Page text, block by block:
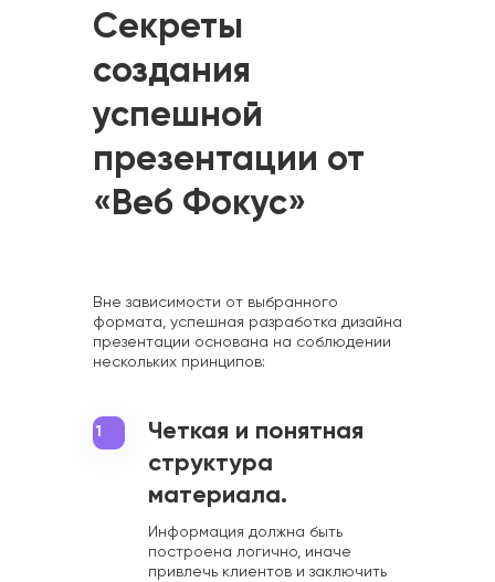
Секреты
создания
успешной
презентации от
«Веб Фокус»
Вне зависимости от выбранного
формата, успешная разработка дизайна
презентации основана на соблюдении
нескольких принципов:
1
Четкая и понятная
структура
материала.
Информация должна быть
построена логично, иначе
привлечь клиентов и заключить